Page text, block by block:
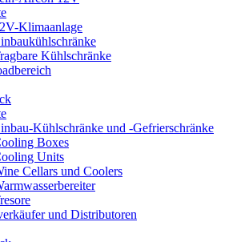
Klimaanlage
Kühlschränke
Kühlschränke und -Gefrierschränke
Boxes
Units
Cellars und Coolers
und Distributoren